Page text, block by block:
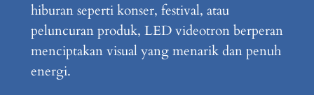
hiburan seperti konser, festival, atau
peluncuran produk, LED videotron berperan
menciptakan visual yang menarik dan penuh
energi.